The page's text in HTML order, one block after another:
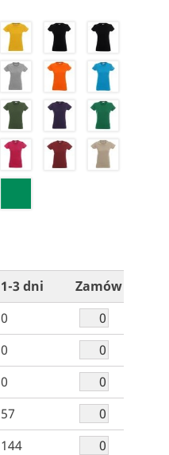
24 26 26NL
34 36 39
55 56 57
71 72 74
1-3 dni
Zamów
0
0
0
57
144